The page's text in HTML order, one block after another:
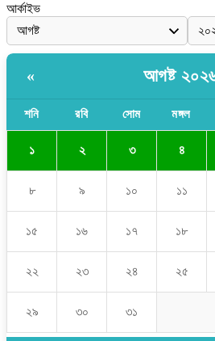
আর্কাইভ
« আগষ্ট
শনি রবি সোম মঙ্গল
১ ২ ৩ ৪
৮ ৯ ১০ ১১
১৫ ১৬ ১৭ ১৮
২২ ২৩ ২৪ ২৫
২৯ ৩০ ৩১